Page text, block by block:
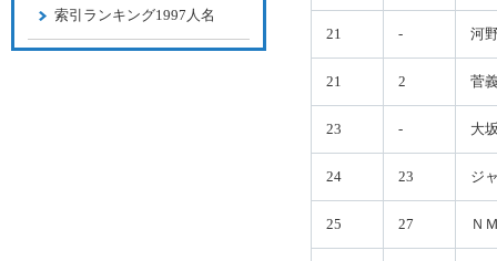
21 - 河
21 2 菅
23 - 大
24 23 ジ
25 27 Ｎ
索引ランキング1997人名